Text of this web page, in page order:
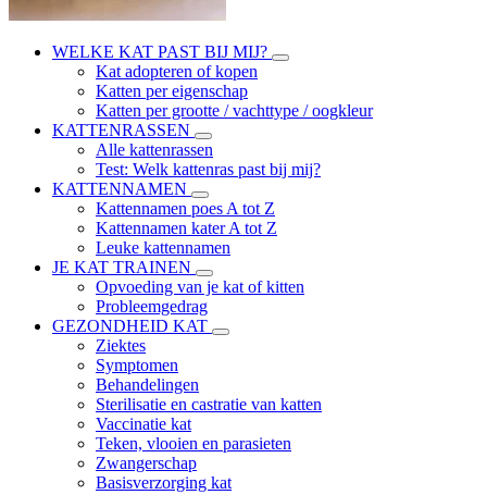
WELKE KAT PAST BIJ MIJ?
Kat adopteren of kopen
Katten per eigenschap
Katten per grootte / vachttype / oogkleur
KATTENRASSEN
Alle kattenrassen
Test: Welk kattenras past bij mij?
KATTENNAMEN
Kattennamen poes A tot Z
Kattennamen kater A tot Z
Leuke kattennamen
JE KAT TRAINEN
Opvoeding van je kat of kitten
Probleemgedrag
GEZONDHEID KAT
Ziektes
Symptomen
Behandelingen
Sterilisatie en castratie van katten
Vaccinatie kat
Teken, vlooien en parasieten
Zwangerschap
Basisverzorging kat